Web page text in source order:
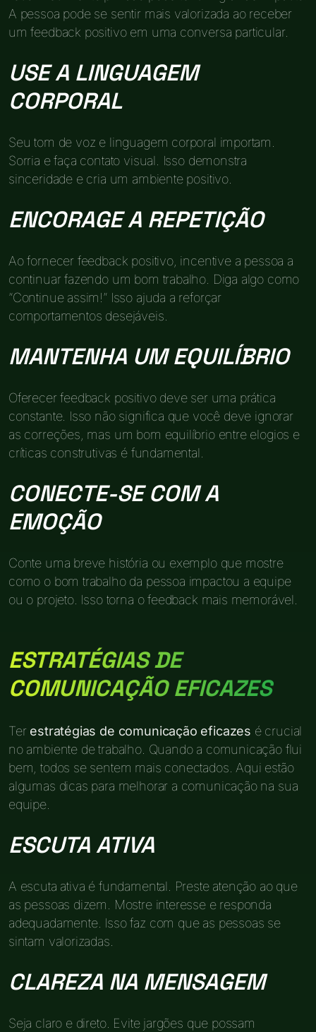
A pessoa pode se sentir mais valorizada ao receber
um feedback positivo em uma conversa particular.
USE A LINGUAGEM
CORPORAL
Seu tom de voz e linguagem corporal importam.
Sorria e faça contato visual. Isso demonstra
sinceridade e cria um ambiente positivo.
ENCORAGE A REPETIÇÃO
Ao fornecer feedback positivo, incentive a pessoa a
continuar fazendo um bom trabalho. Diga algo como
“Continue assim!” Isso ajuda a reforçar
comportamentos desejáveis.
MANTENHA UM EQUILÍBRIO
Oferecer feedback positivo deve ser uma prática
constante. Isso não significa que você deve ignorar
as correções, mas um bom equilíbrio entre elogios e
críticas construtivas é fundamental.
CONECTE-SE COM A
EMOÇÃO
Conte uma breve história ou exemplo que mostre
como o bom trabalho da pessoa impactou a equipe
ou o projeto. Isso torna o feedback mais memorável.
ESTRATÉGIAS DE
COMUNICAÇÃO EFICAZES
Ter estratégias de comunicação eficazes é crucial
no ambiente de trabalho. Quando a comunicação flui
bem, todos se sentem mais conectados. Aqui estão
algumas dicas para melhorar a comunicação na sua
equipe.
ESCUTA ATIVA
A escuta ativa é fundamental. Preste atenção ao que
as pessoas dizem. Mostre interesse e responda
adequadamente. Isso faz com que as pessoas se
sintam valorizadas.
CLAREZA NA MENSAGEM
Seja claro e direto. Evite jargões que possam